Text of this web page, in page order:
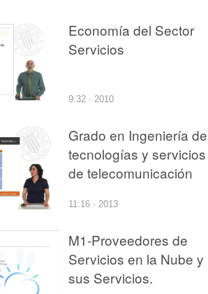
Economía del Sector
Servicios
9:32 · 2010
Grado en Ingeniería de
tecnologías y servicios
de telecomunicación
11:16 · 2013
M1-Proveedores de
Servicios en la Nube y
sus Servicios.